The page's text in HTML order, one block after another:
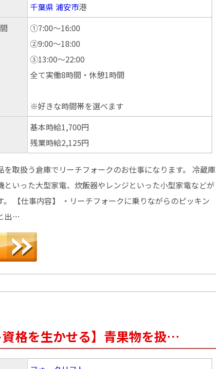
千葉県 浦安市港
①7:00〜16:00
②9:00～18:00
③13:00〜22:00
全て実働8時間・休憩1時間
※好きな時間帯を選べます
基本時給1,700円
残業時給2,125円
を取扱う倉庫でリーチフォークのお仕事になります。 冷蔵庫
といった大型家電、炊飯器やレンジといった小型家電などが
。 【仕事内容】 ・リーチフォークに乗りながらのピッキン
出…
資格を生かせる】青果物を扱…